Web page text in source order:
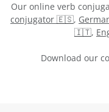
Our online verb
conjugator 🇪🇸,
🇮🇹,
Download our